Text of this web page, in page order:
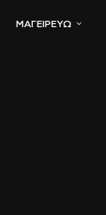
ΜΑΓΕΙΡΕΎΩ